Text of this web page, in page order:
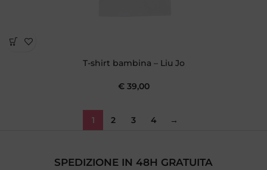
T-shirt bambina – Liu Jo
€39,00
1 2 3 4 →
SPEDIZIONE IN 48H GRATUITA